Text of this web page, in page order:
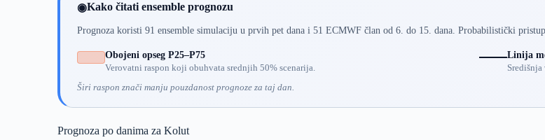
◉Kako čitati ensemble prognozu
Prognoza koristi 91 ensemble simulaciju u prvih pet dana i 51 ECMWF član od 6. do 15. dana. Probabilistički
Obojeni opseg P25–P75
Verovatni raspon koji obuhvata srednjih 50% scenarija.
Linija
Širi raspon znači manju pouzdanost prognoze za taj dan.
Prognoza po danima za Kolut